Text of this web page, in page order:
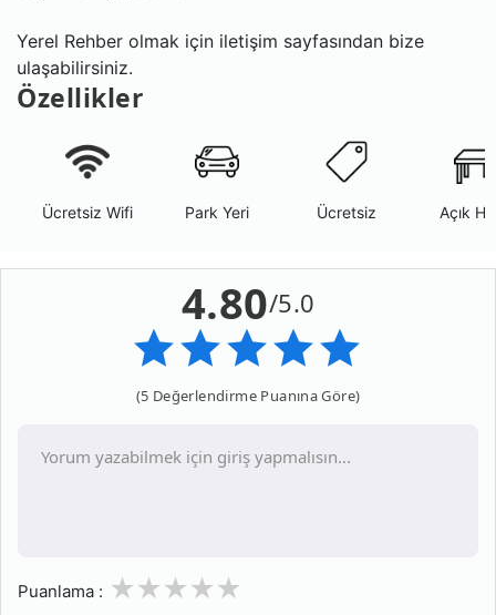
Yerel Rehber olmak için iletişim sayfasından bize
ulaşabilirsiniz.
Özellikler
Ücretsiz Wifi Park Yeri Ücretsiz Açık
4.80/5.0
(5 Değerlendirme Puanına Göre)
Puanlama : 3
2
1